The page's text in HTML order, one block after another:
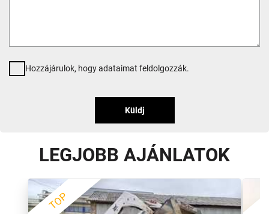
Hozzájárulok, hogy adataimat feldolgozzák.
Küldj
LEGJOBB AJÁNLATOK
TOP